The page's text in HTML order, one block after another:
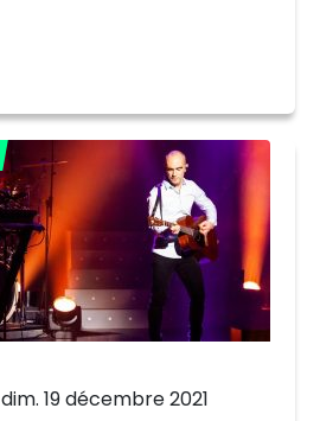
dim. 19 décembre 2021